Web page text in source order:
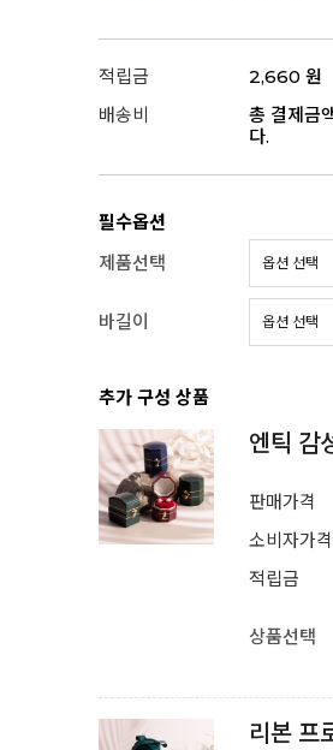
적립금
2,660 원
배송비
총 결제금
다.
필수옵션
제품선택
바길이
추가 구성 상품
엔틱 감
판매가격
소비자가격
적립금
상품선택
리본 프